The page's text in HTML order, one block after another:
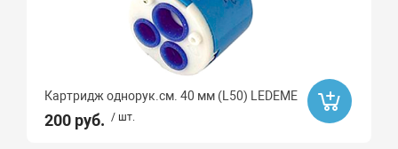
Картридж однорук.см. 40 мм (L50) LEDEME
200 руб. / шт.